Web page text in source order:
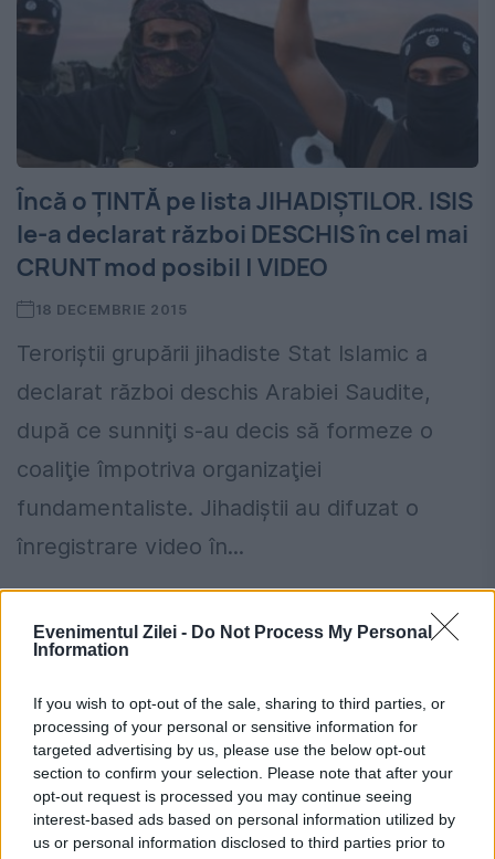
Evenimentul Zilei - Do Not Process My Personal
Information
If you wish to opt-out of the sale, sharing to third parties, or
processing of your personal or sensitive information for
targeted advertising by us, please use the below opt-out
section to confirm your selection. Please note that after your
opt-out request is processed you may continue seeing
interest-based ads based on personal information utilized by
us or personal information disclosed to third parties prior to
Încă o ŢINTĂ pe lista JIHADIŞTILOR. ISIS
le-a declarat război DESCHIS în cel mai
CRUNT mod posibil | VIDEO
18 DECEMBRIE 2015
Teroriştii grupării jihadiste Stat Islamic a
declarat război deschis Arabiei Saudite,
după ce sunniţi s-au decis să formeze o
coaliţie împotriva organizaţiei
fundamentaliste. Jihadiştii au difuzat o
înregistrare video în...
Viesparul RELIGIOS din Yemen - Al
doilea mare FRONT unde se joacă
soarta Orientului Mijlociu